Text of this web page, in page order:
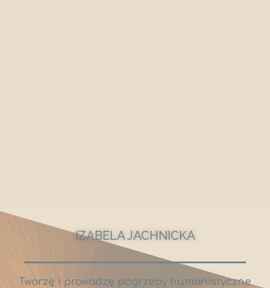
IZABELA JACHNICKA
Tworzę i prowadzę pogrzeby humanistyczne